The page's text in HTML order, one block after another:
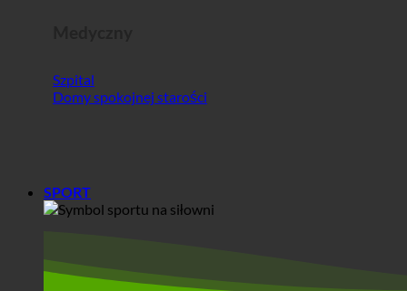
Szpital
Domy spokojnej starości
SPORT